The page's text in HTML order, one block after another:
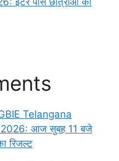
Telangana
आज सुबह 11 बजे
रिजल्ट